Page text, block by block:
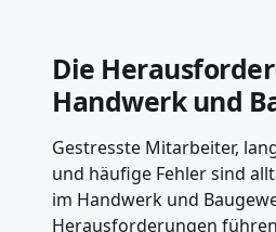
Die
Handwerk und
Gestresste Mitarbeiter,
und häufige Fehler sind
im Handwerk und
Herausforderungen